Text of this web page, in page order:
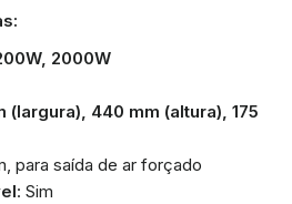
2000W
(largura), 440 mm (altura), 175
para saída de ar forçado
: Sim